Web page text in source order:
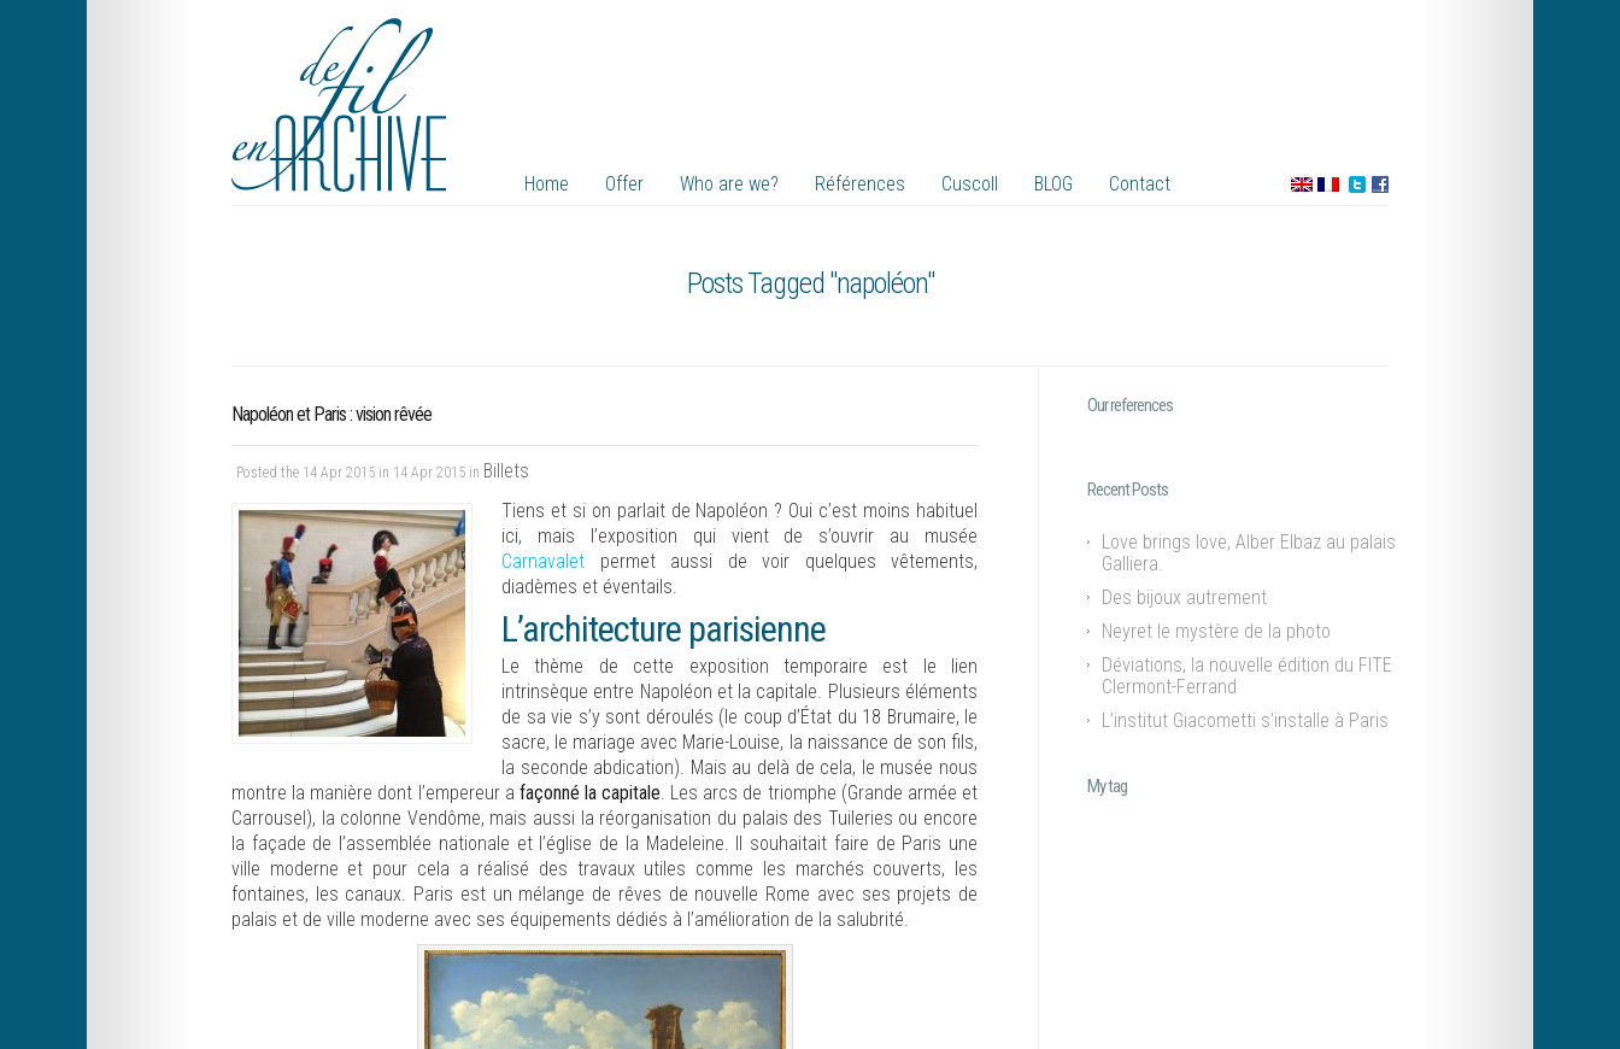
Home Offer Who are we? Références Cuscoll BLOG Contact
Posts Tagged "napoléon"
Napoléon et Paris : vision rêvée
Posted the 14 Apr 2015 in 14 Apr 2015 in Billets
Tiens et si on parlait de Napoléon ? Oui c’est moins habituel
ici, mais l’exposition qui vient de s’ouvrir au musée
Carnavalet permet aussi de voir quelques vêtements,
diadèmes et éventails.
L’architecture parisienne
Le thème de cette exposition temporaire est le lien
intrinsèque entre Napoléon et la capitale. Plusieurs éléments
de sa vie s’y sont déroulés (le coup d’État du 18 Brumaire, le
sacre, le mariage avec Marie-Louise, la naissance de son fils,
la seconde abdication). Mais au delà de cela, le musée nous
montre la manière dont l’empereur a façonné la capitale. Les arcs de triomphe (Grande armée et
Carrousel), la colonne Vendôme, mais aussi la réorganisation du palais des Tuileries ou encore
la façade de l’assemblée nationale et l’église de la Madeleine. Il souhaitait faire de Paris une
ville moderne et pour cela a réalisé des travaux utiles comme les marchés couverts, les
fontaines, les canaux. Paris est un mélange de rêves de nouvelle Rome avec ses projets de
palais et de ville moderne avec ses équipements dédiés à l’amélioration de la salubrité.
Our references
Recent Posts
Love brings love, Alber Elbaz au palais
Galliera.
Des bijoux autrement
Neyret le mystère de la photo
Déviations, la nouvelle édition du FITE
Clermont-Ferrand
L’institut Giacometti s’installe à Paris
My tag